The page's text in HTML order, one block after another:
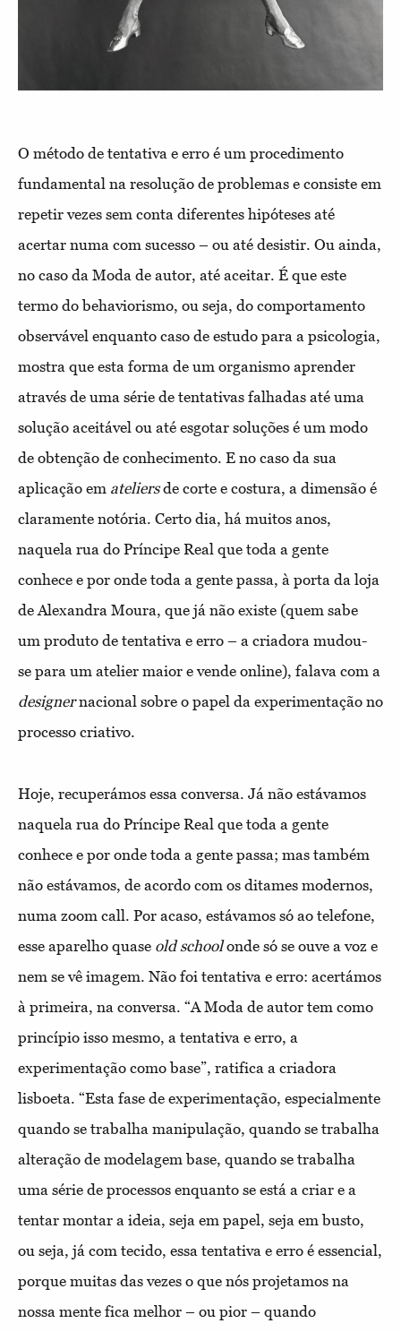
O método de tentativa e erro é um procedimento
fundamental na resolução de problemas e consiste em
repetir vezes sem conta diferentes hipóteses até
acertar numa com sucesso – ou até desistir. Ou ainda,
no caso da Moda de autor, até aceitar. É que este
termo do behaviorismo, ou seja, do comportamento
observável enquanto caso de estudo para a psicologia,
mostra que esta forma de um organismo aprender
através de uma série de tentativas falhadas até uma
solução aceitável ou até esgotar soluções é um modo
de obtenção de conhecimento. E no caso da sua
aplicação em ateliersde corte e costura, a dimensão é
claramente notória. Certo dia, há muitos anos,
naquela rua do Príncipe Real que toda a gente
conhece e por onde toda a gente passa, à porta da loja
de Alexandra Moura, que já não existe (quem sabe
um produto de tentativa e erro – a criadora mudou-
se para um atelier maior e vende online), falava com a
designernacional sobre o papel da experimentação no
processo criativo.
Hoje, recuperámos essa conversa. Já não estávamos
naquela rua do Príncipe Real que toda a gente
conhece e por onde toda a gente passa; mas também
não estávamos, de acordo com os ditames modernos,
numa zoom call. Por acaso, estávamos só ao telefone,
esse aparelho quase old schoolonde só se ouve a voz e
nem se vê imagem. Não foi tentativa e erro: acertámos
à primeira, na conversa. “A Moda de autor tem como
princípio isso mesmo, a tentativa e erro, a
experimentação como base”, ratifica a criadora
lisboeta. “Esta fase de experimentação, especialmente
quando se trabalha manipulação, quando se trabalha
alteração de modelagem base, quando se trabalha
uma série de processos enquanto se está a criar e a
tentar montar a ideia, seja em papel, seja em busto,
ou seja, já com tecido, essa tentativa e erro é essencial,
porque muitas das vezes o que nós projetamos na
nossa mente fica melhor – ou pior – quando